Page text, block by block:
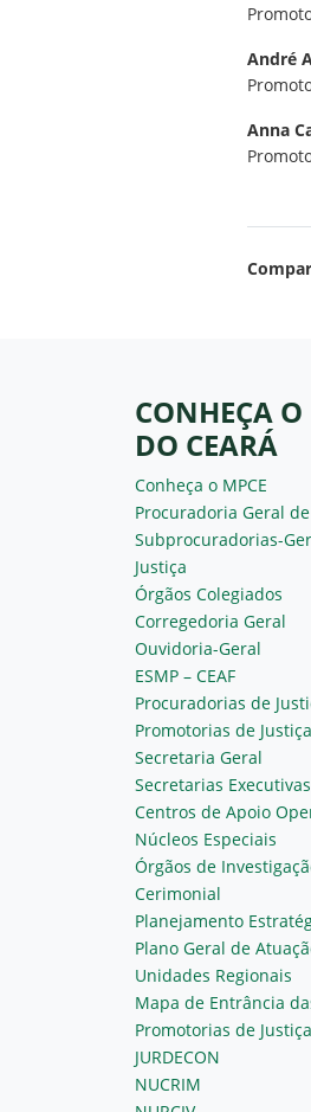
André
Anna
CONHEÇA
DO CEARÁ
Conheça o MPCE
Procuradoria Geral
Subprocuradorias-
Justiça
Órgãos Colegiados
Corregedoria Geral
Ouvidoria-Geral
ESMP – CEAF
Procuradorias de
Promotorias de Justiça
Secretaria Geral
Secretarias Executivas
Centros de Apoio
Núcleos Especiais
Órgãos de
Cerimonial
Planejamento
Plano Geral de
Unidades Regionais
Mapa de Entrância
Promotorias de Justiça
JURDECON
NUCRIM